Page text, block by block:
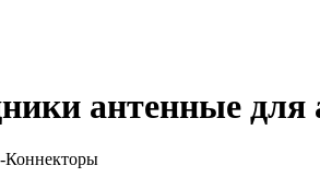
антенные для
Коннекторы